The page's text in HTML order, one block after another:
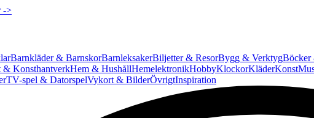
->
Barnkläder & BarnskorBarnleksakerBiljetter & ResorBygg & VerktygBöcker
& KonsthantverkHem & HushållHemelektronikHobbyKlockorKläderKonst
TV-spel & DatorspelVykort & BilderÖvrigtInspiration